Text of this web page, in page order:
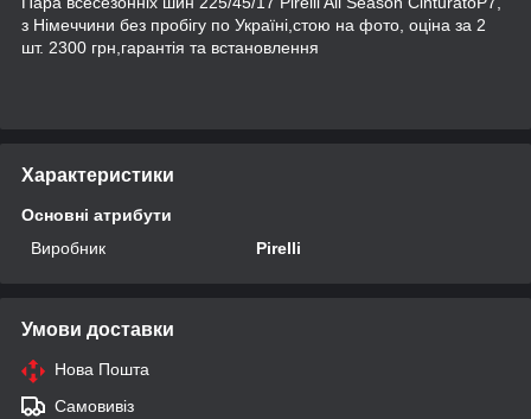
з Німеччини без пробігу по Україні,стою на фото, оціна за 2
шт. 2300 грн,гарантія та встановлення
Характеристики
Основні атрибути
Виробник
Pirelli
Умови доставки
Нова Пошта
Самовивіз